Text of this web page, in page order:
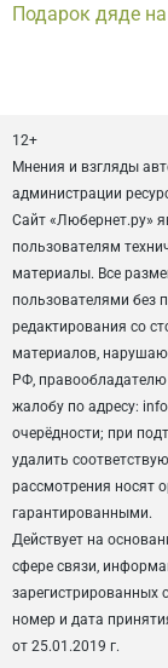
Подарок дяде
12+
Мнения и взгляды
администрации
Сайт «Любернет.ру»
пользователям
материалы. Все
пользователями без
редактирования со
материалов,
РФ, правообладателю
жалобу по адресу:
очерёдности; при
удалить
рассмотрения носят
гарантированными.
Действует на
сфере связи,
зарегистрированных
номер и дата
от 25.01.2019 г.